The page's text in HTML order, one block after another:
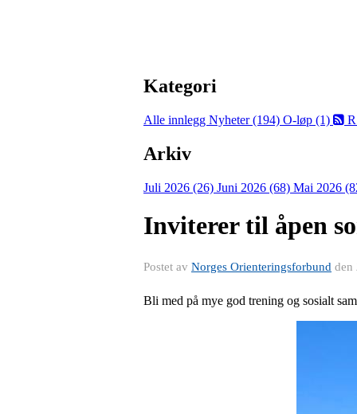
Kategori
Alle innlegg Nyheter (194) O-løp (1)
Arkiv
Juli 2026 (26) Juni 2026 (68) Mai 2026
Inviterer til åpen
Postet av Norges Orienteringsforbund den
Bli med på mye god trening og sosialt